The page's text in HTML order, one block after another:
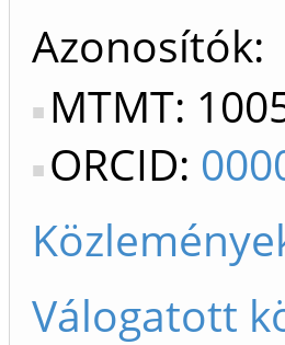
Azonosítók
MTMT:
ORCID:
Válogatott